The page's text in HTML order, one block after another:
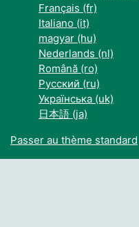
Français ‎(fr)‎
Italiano ‎(it)‎
magyar ‎(hu)‎
Nederlands ‎(nl)‎
Română ‎(ro)‎
Русский ‎(ru)‎
Українська ‎(uk)‎
日本語 ‎(ja)‎
Passer au thème standard